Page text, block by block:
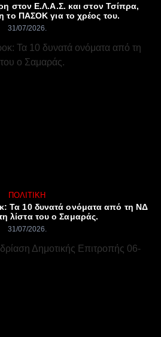
στον Ε.Λ.Α.Σ. και στον Τσίπρα,
το ΠΑΣΟΚ για το χρέος του.
31/07/2026
ΠΟΛΙΤΙΚΉ
Τα 10 δυνατά ονόματα από τη ΝΔ
λίστα του ο Σαμαράς.
31/07/2026